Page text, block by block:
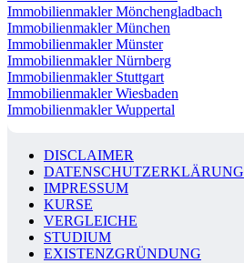
Immobilienmakler Mönchengladbach
Immobilienmakler München
Immobilienmakler Münster
Immobilienmakler Nürnberg
Immobilienmakler Stuttgart
Immobilienmakler Wiesbaden
Immobilienmakler Wuppertal
DISCLAIMER
DATENSCHUTZERKLÄRUNG
IMPRESSUM
KURSE
VERGLEICHE
STUDIUM
EXISTENZGRÜNDUNG